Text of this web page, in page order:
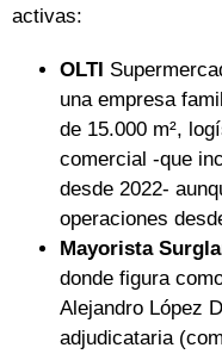
activas:
OLTI
una empresa
de 15.000 m²,
comercial -que
desde 2022-
operaciones
Mayorista
donde figura
Alejandro López
adjudicataria